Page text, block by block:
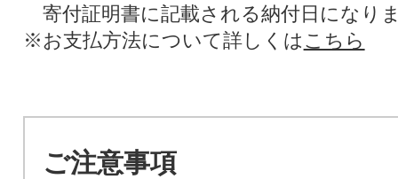
寄付証明書に記載される納付日になり
※お支払方法について詳しくは こちら
ご注意事項